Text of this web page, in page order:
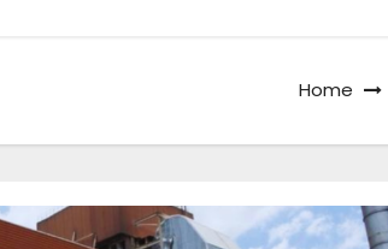
Home